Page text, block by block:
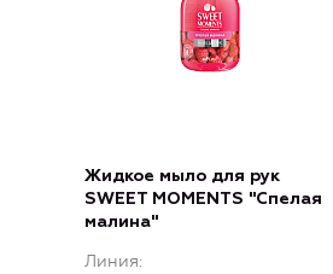
Жидкое мыло для рук
SWEET MOMENTS "Спелая
малина"
Линия